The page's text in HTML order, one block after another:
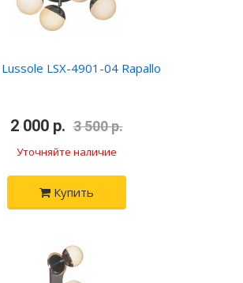
LSX-4901-04 Rapallo
2 000 р. 3 500 р.
Уточняйте наличие
Купить